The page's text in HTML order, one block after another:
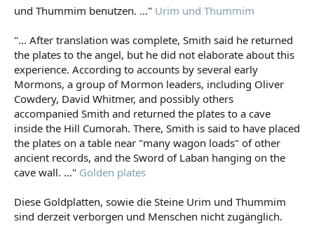
und Thummim benutzen. ..." Urim und Thummim
"... After translation was complete, Smith said he returned
the plates to the angel, but he did not elaborate about this
experience. According to accounts by several early
Mormons, a group of Mormon leaders, including Oliver
Cowdery, David Whitmer, and possibly others
accompanied Smith and returned the plates to a cave
inside the Hill Cumorah. There, Smith is said to have placed
the plates on a table near "many wagon loads" of other
ancient records, and the Sword of Laban hanging on the
cave wall. ..." Golden plates
Diese Goldplatten, sowie die Steine Urim und Thummim
sind derzeit verborgen und Menschen nicht zugänglich.